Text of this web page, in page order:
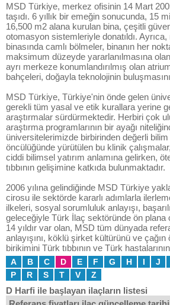
MSD Türkiye, merkez ofisinin 14 Mart
taşıdı. 6 yıllık bir emeğin sonucunda, 15
16,500 m2 alana kurulan bina, çeşitli
otomasyon sistemleriyle donatıldı. Ayrıca,
binasında camlı bölmeler, binanın her
maksimum düzeyde yararlanılmasına
ayrı merkeze konumlandırılmış olan
bahçeleri, doğayla teknolojinin
MSD Türkiye, Türkiye'nin önde gelen
gerekli tüm yasal ve etik kurallara yerine
araştırmalar sürdürmektedir. Herbiri çok
araştırma programlarının bir ayağı
üniversitelerimizde birbirinden değerli bilim
öncülüğünde yürütülen bu klinik
ciddi bilimsel yatırım anlamına gelirken,
tıbbının gelişimine katkıda bulunmaktadır.
2006 yılına gelindiğinde MSD Türkiye
cirosu ile sektörde kararlı adımlarla
ilkeleri, sosyal sorumluluk anlayışı,
geleceğiyle Türk İlaç sektöründe ön plana
14 yıldır var olan, MSD tüm dünyada
anlayışını, köklü şirket kültürünü ve
birikimini Türk tıbbının ve Türk
A B C D E F G H I J
P
R S T V Z
D Harfi ile başlayan ilaçların listesi